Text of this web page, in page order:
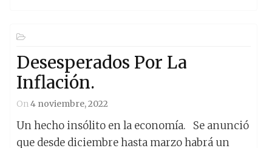
Desesperados Por La
Inflación.
On4 noviembre, 2022
Un hecho insólito en la economía. Se anunció
que desde diciembre hasta marzo habrá un